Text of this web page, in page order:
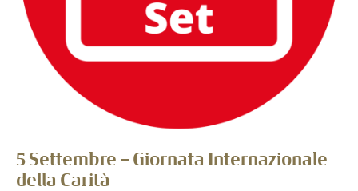
5 Settembre – Giornata Internazionale
della Carità